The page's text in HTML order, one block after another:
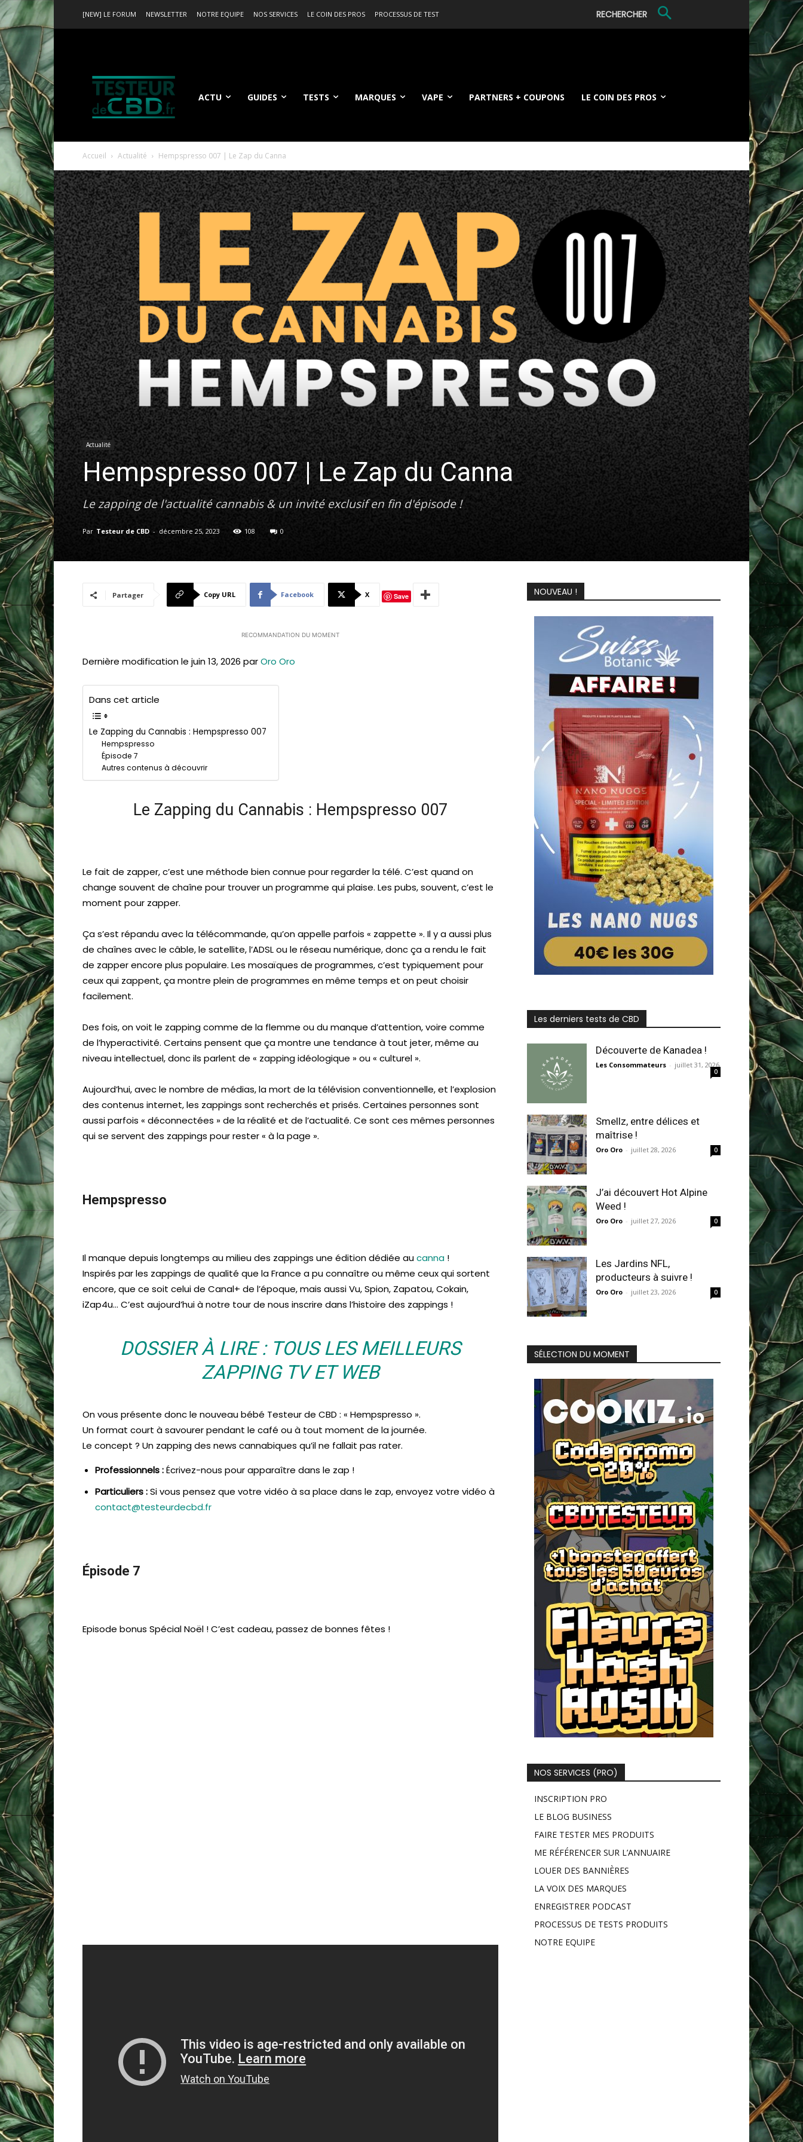
[NEW] LE FORUM NEWSLETTER NOTRE EQUIPE NOS SERVICES LE COIN DES PROS PROCESSUS DE TEST RECHERCHER
ACTU GUIDES TESTS MARQUES VAPE PARTNERS + COUPONS LE COIN DES PROS
Accueil Actualité Hempspresso 007 | Le Zap du Canna
Actualité
Hempspresso 007 | Le Zap du Canna
Le zapping de l'actualité cannabis & un invité exclusif en fin d'épisode !
Par Testeur de CBD - décembre 25, 2023 108 0
Partager Copy URL Facebook X Save
RECOMMANDATION DU MOMENT
Dernière modification le juin 13, 2026 parOro Oro
Dans cet article
Le Zapping du Cannabis : Hempspresso 007
Hempspresso
Épisode 7
Autres contenus à découvrir
Le Zapping du Cannabis : Hempspresso 007
Le fait de zapper, c’est une méthode bien connue pour regarder la télé. C’est quand on
change souvent de chaîne pour trouver un programme qui plaise. Les pubs, souvent, c’est le
moment pour zapper.
Ça s’est répandu avec la télécommande, qu’on appelle parfois « zappette ». Il y a aussi plus
de chaînes avec le câble, le satellite, l’ADSL ou le réseau numérique, donc ça a rendu le fait
de zapper encore plus populaire. Les mosaïques de programmes, c’est typiquement pour
ceux qui zappent, ça montre plein de programmes en même temps et on peut choisir
facilement.
Des fois, on voit le zapping comme de la flemme ou du manque d’attention, voire comme
de l’hyperactivité. Certains pensent que ça montre une tendance à tout jeter, même au
niveau intellectuel, donc ils parlent de « zapping idéologique » ou « culturel ».
Aujourd’hui, avec le nombre de médias, la mort de la télévision conventionnelle, et l’explosion
des contenus internet, les zappings sont recherchés et prisés. Certaines personnes sont
aussi parfois « déconnectées » de la réalité et de l’actualité. Ce sont ces mêmes personnes
qui se servent des zappings pour rester « à la page ».
Hempspresso
Il manque depuis longtemps au milieu des zappings une édition dédiée aucanna !
Inspirés par les zappings de qualité que la France a pu connaître ou même ceux qui sortent
encore, que ce soit celui de Canal+ de l’époque, mais aussi Vu, Spion, Zapatou, Cokain,
iZap4u… C’est aujourd’hui à notre tour de nous inscrire dans l’histoire des zappings !
DOSSIER À LIRE : TOUS LES MEILLEURS
ZAPPING TV ET WEB
On vous présente donc le nouveau bébé Testeur de CBD : « Hempspresso ».
Un format court à savourer pendant le café ou à tout moment de la journée.
Le concept ? Un zapping des news cannabiques qu’il ne fallait pas rater.
Professionnels :Écrivez-nous pour apparaître dans le zap !
Particuliers :Si vous pensez que votre vidéo à sa place dans le zap, envoyez votre vidéo à
contact@testeurdecbd.fr
Épisode 7
Episode bonus Spécial Noël ! C’est cadeau, passez de bonnes fêtes !
NOUVEAU !
Les derniers tests de CBD
Découverte de Kanadea !
Les Consommateurs - juillet 31, 2026
0
Smellz, entre délices et
maîtrise !
Oro Oro - juillet 28, 2026 0
J’ai découvert Hot Alpine
Weed !
Oro Oro - juillet 27, 2026 0
Les Jardins NFL,
producteurs à suivre !
Oro Oro - juillet 23, 2026 0
SÉLECTION DU MOMENT
NOS SERVICES (PRO)
INSCRIPTION PRO
LE BLOG BUSINESS
FAIRE TESTER MES PRODUITS
ME RÉFÉRENCER SUR L’ANNUAIRE
LOUER DES BANNIÈRES
LA VOIX DES MARQUES
ENREGISTRER PODCAST
PROCESSUS DE TESTS PRODUITS
NOTRE EQUIPE